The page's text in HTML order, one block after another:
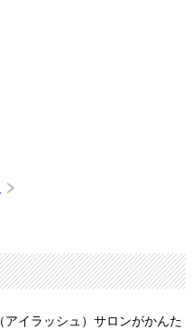
イラッシュ）サロンがかんた